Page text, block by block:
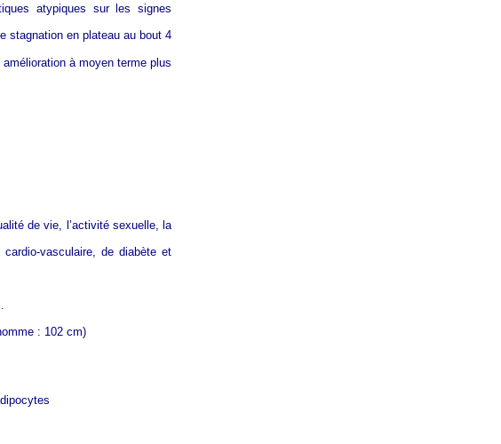
atypiques sur les signes
stagnation en plateau au bout 4
à moyen terme plus
de vie, l’activité sexuelle, la
vasculaire, de diabète et
: 102 cm)